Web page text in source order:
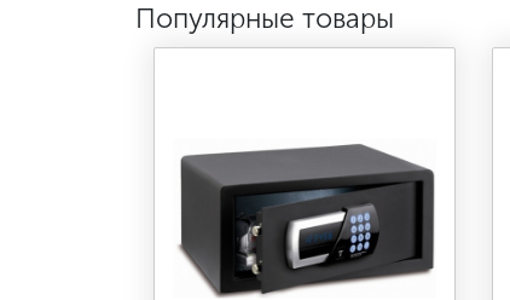
Популярные товары